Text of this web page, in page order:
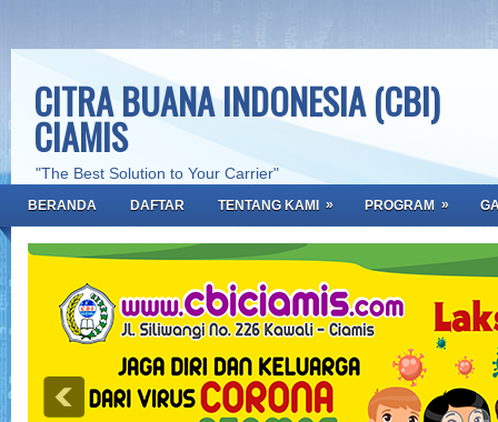
CITRA BUANA INDONESIA (CBI)
CIAMIS
"The Best Solution to Your Carrier"
BERANDA DAFTAR TENTANG KAMI » PROGRAM »